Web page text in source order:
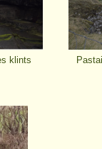
klints